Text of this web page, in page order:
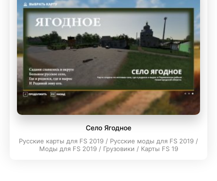
Село Ягодное
Русские карты для FS 2019 / Русские моды для FS 2019 /
Моды для FS 2019 / Грузовики / Карты FS 19